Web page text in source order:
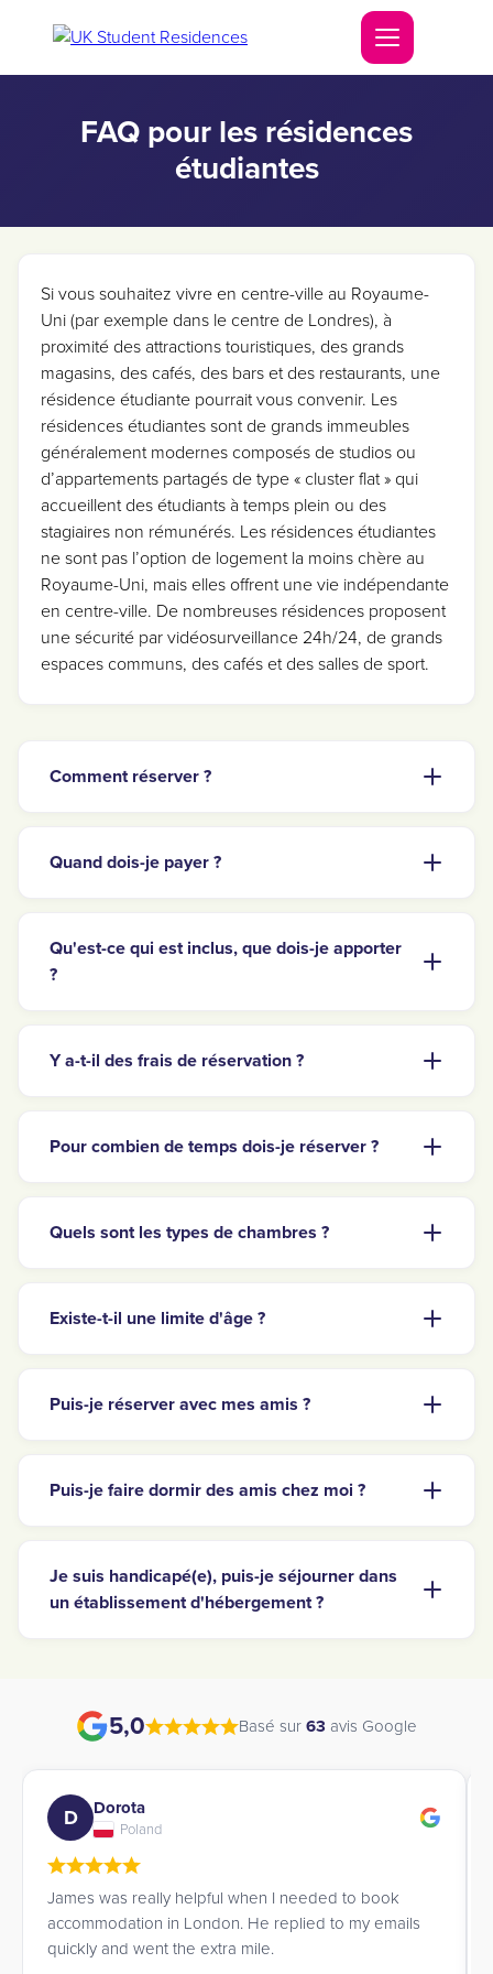
FAQ pour les résidences
étudiantes
Si vous souhaitez vivre en centre-ville au Royaume-
Uni (par exemple dans le centre de Londres), à
proximité des attractions touristiques, des grands
magasins, des cafés, des bars et des restaurants, une
résidence étudiante pourrait vous convenir. Les
résidences étudiantes sont de grands immeubles
généralement modernes composés de studios ou
d’appartements partagés de type « cluster flat » qui
accueillent des étudiants à temps plein ou des
stagiaires non rémunérés. Les résidences étudiantes
ne sont pas l’option de logement la moins chère au
Royaume-Uni, mais elles offrent une vie indépendante
en centre-ville. De nombreuses résidences proposent
une sécurité par vidéosurveillance 24h/24, de grands
espaces communs, des cafés et des salles de sport.
Comment réserver ?
Quand dois-je payer ?
Qu'est-ce qui est inclus, que dois-je apporter
?
Y a-t-il des frais de réservation ?
Pour combien de temps dois-je réserver ?
Quels sont les types de chambres ?
Existe-t-il une limite d'âge ?
Puis-je réserver avec mes amis ?
Puis-je faire dormir des amis chez moi ?
Je suis handicapé(e), puis-je séjourner dans
un établissement d'hébergement ?
5,0 Basé sur 63 avis Google
helpful when I needed to book
in London. He replied to my emails
the extra mile.
Ana Lucia
Brazil
James is a patient
highly recommend